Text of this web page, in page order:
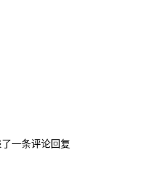
了一条评论回复